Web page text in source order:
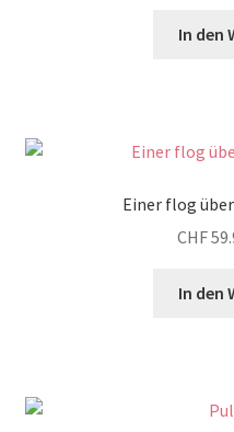
In den
Einer flog
CHF
In den